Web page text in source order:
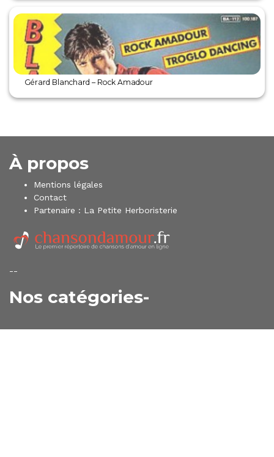
Gérard Blanchard – Rock Amadour
À propos
Mentions légales
Contact
Partenaire : La Petite Herboristerie
--
Nos catégories-